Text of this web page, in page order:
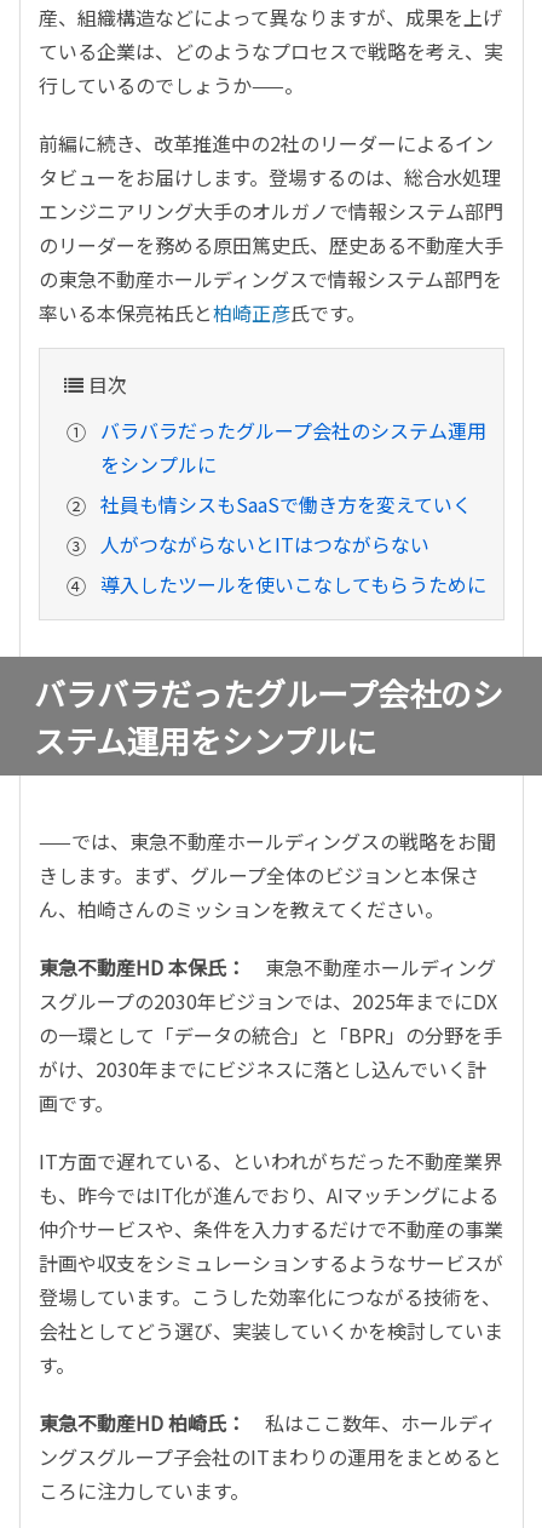
産、組織構造などによって異なりますが、成果を上げ
ている企業は、どのようなプロセスで戦略を考え、実
行しているのでしょうか——。
前編に続き、改革推進中の2社のリーダーによるイン
タビューをお届けします。登場するのは、総合水処理
エンジニアリング大手のオルガノで情報システム部門
のリーダーを務める原田篤史氏、歴史ある不動産大手
の東急不動産ホールディングスで情報システム部門を
率いる本保亮祐氏と柏崎正彦氏です。
目次
バラバラだったグループ会社のシステム運用
をシンプルに
社員も情シスもSaaSで働き方を変えていく
人がつながらないとITはつながらない
導入したツールを使いこなしてもらうために
バラバラだったグループ会社のシ
ステム運用をシンプルに
——では、東急不動産ホールディングスの戦略をお聞
きします。まず、グループ全体のビジョンと本保さ
ん、柏崎さんのミッションを教えてください。
東急不動産HD 本保氏：
東急不動産ホールディング
スグループの2030年ビジョンでは、2025年までにDX
の一環として「データの統合」と「BPR」の分野を手
がけ、2030年までにビジネスに落とし込んでいく計
画です。
IT方面で遅れている、といわれがちだった不動産業界
も、昨今ではIT化が進んでおり、AIマッチングによる
仲介サービスや、条件を入力するだけで不動産の事業
計画や収支をシミュレーションするようなサービスが
登場しています。こうした効率化につながる技術を、
会社としてどう選び、実装していくかを検討していま
す。
東急不動産HD 柏崎氏：
私はここ数年、ホールディ
ングスグループ子会社のITまわりの運用をまとめると
ころに注力しています。